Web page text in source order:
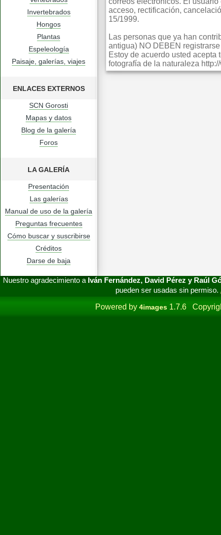
Invertebrados
Hongos
Plantas
Espeleología
Paisaje, galerías, viajes
ENLACES EXTERNOS
SCN Gorosti
Mapas y datos
Blog de la galería
Foros
LA GALERÍA
Presentación
Las galerías
Manual de uso de la galería
Preguntas frecuentes
Cómo buscar y suscribirse
Créditos
Darse de baja
acceso, rectificación,
15/1999.
Las personas que ya han
antigua) NO DEBEN
Estoy de acuerdo usted
fotografía de la naturaleza
Nuestro agradecimiento a Iván Fernández, David Pérez y Raúl
pueden ser usadas sin permiso.
Powered by 4images 1.7.6